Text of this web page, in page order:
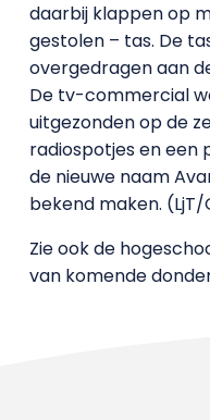
daarbij klappen op
gestolen – tas. De
overgedragen aan
De tv-commercial
uitgezonden op de
radiospotjes en
de nieuwe naam
bekend maken. (LjT/
Zie ook de
van komende